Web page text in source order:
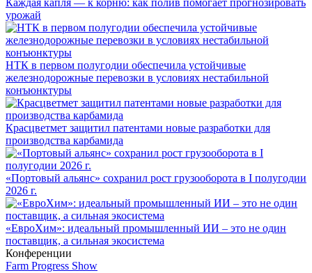
Каждая капля — к корню: как полив помогает прогнозировать
урожай
НТК в первом полугодии обеспечила устойчивые
железнодорожные перевозки в условиях нестабильной
конъюнктуры
Красцветмет защитил патентами новые разработки для
производства карбамида
«Портовый альянс» сохранил рост грузооборота в I полугодии
2026 г.
«ЕвроХим»: идеальный промышленный ИИ – это не один
поставщик, а сильная экосистема
Конференции
Farm Progress Show